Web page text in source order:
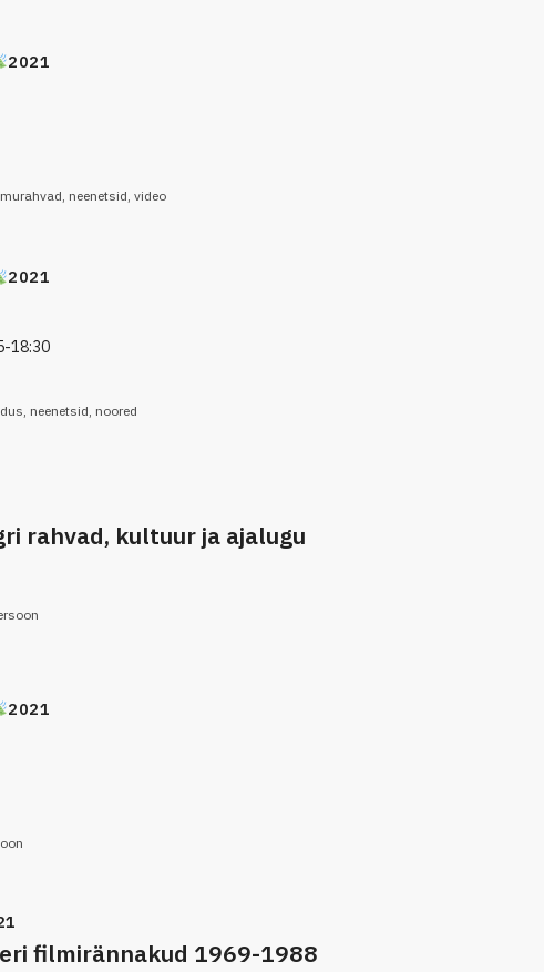
2021
neenetsid video
2021
18:30
, neenetsid, noored
rahvad, kultuur ja ajalugu
2021
filmirännakud 1969-1988